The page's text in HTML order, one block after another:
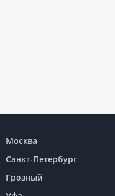
Москва
Санкт-Петербург
Грозный